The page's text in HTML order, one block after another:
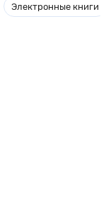
для всех
Электронные книги